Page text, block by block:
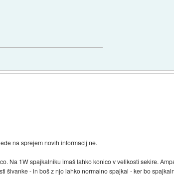
na sprejem novih informacij ne.
Na 1W spajkalniku imaš lahko konico v velikosti sekire.
šivanke - in boš z njo lahko normalno spajkal - ker bo